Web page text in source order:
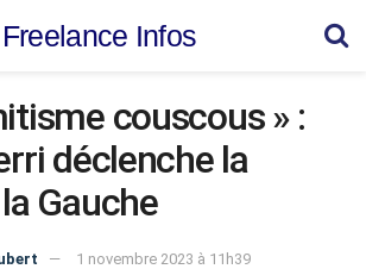
Freelance Infos
couscous » :
déclenche la
Gauche
1 novembre 2023 à 11h39